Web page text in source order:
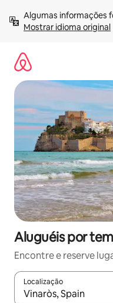
para
Mostrar idioma original
Aluguéis por
Encontre e reserve
Localização
Quando os resultados